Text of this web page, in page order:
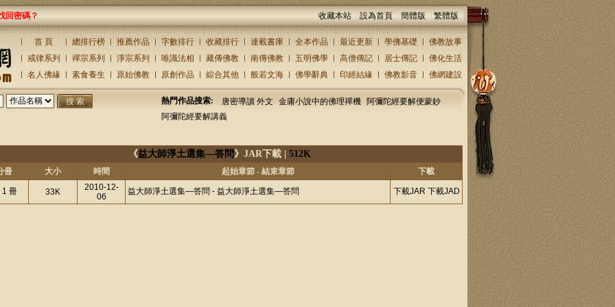
回密碼？ 收藏本站 設為首頁 簡體版 繁體版
首 頁 總排行榜 推薦作品 字數排行 收藏排行 連載書庫 全本作品 最近更新 學佛基礎
佛教故事
戒律系列
禪宗系列 淨宗系列 唯識法相 藏傳佛教 南傳佛教 五明佛學 高僧傳記 居士傳記
佛化生活
名人佛緣
素食養生 原始佛教 原創作品 綜合其他 般若文海 佛學辭典 印經結緣 佛教影音 佛網建設
熱門作品搜索: 唐密導讀 外文 金庸小說中的佛理禪機
阿彌陀經要解便蒙鈔
阿彌陀經要解講義
《益大師淨土選集—答問 》JAR下載 | 512K
冊 大小 時間 起始章節 - 結束章節 下載
1 冊 33K
2010-12-
06
益大師淨土選集—答問 - 益大師淨土選集—答問 下載JAR 下載JAD